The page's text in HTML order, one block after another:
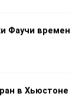
Фаучи времен
в Хьюстоне